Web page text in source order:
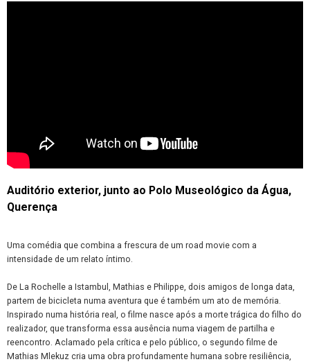
Auditório exterior, junto ao Polo Museológico da Água,
Querença
Uma comédia que combina a frescura de um road movie com a
intensidade de um relato íntimo.
De La Rochelle a Istambul, Mathias e Philippe, dois amigos de longa data,
partem de bicicleta numa aventura que é também um ato de memória.
Inspirado numa história real, o filme nasce após a morte trágica do filho do
realizador, que transforma essa ausência numa viagem de partilha e
reencontro. Aclamado pela crítica e pelo público, o segundo filme de
Mathias Mlekuz cria uma obra profundamente humana sobre resiliência,